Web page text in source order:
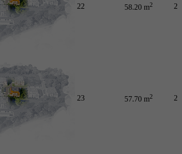
22 58.20 m2 2
23 57.70 m2 2